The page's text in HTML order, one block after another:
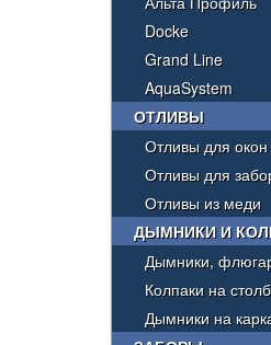
Docke
Grand Line
AquaSystem
ОТЛИВЫ
Отливы для
Отливы для
Отливы из меди
ДЫМНИКИ И
Дымники,
Колпаки на
Дымники на